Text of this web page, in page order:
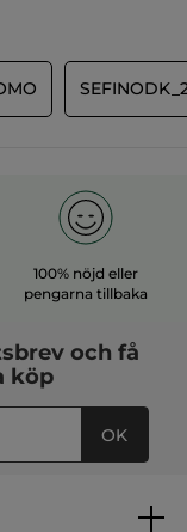
tvål. Den
som
100% nöjd eller
pengarna tillbaka
och få
köp
OK